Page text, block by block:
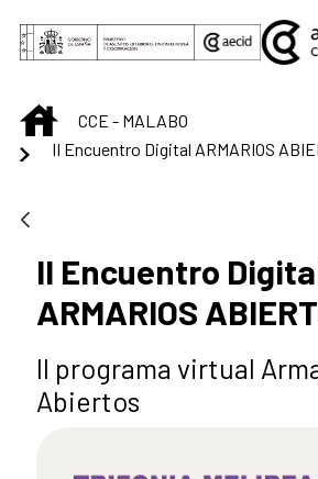
Saltar al contenido principal
INICIOCCE - MALABO
II Encuentro Digital ARMARIOS
II Encuentro
ARMARIOS
II programa virtual
Abiertos